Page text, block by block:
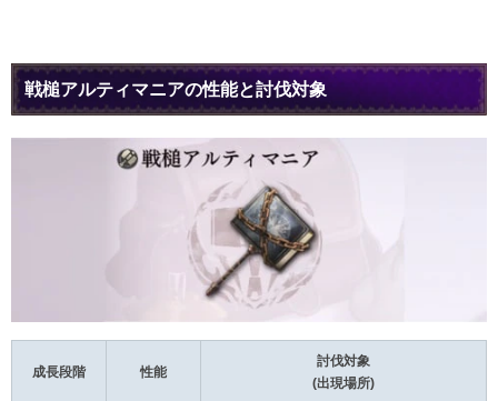
戦槌アルティマニアの性能と討伐対象
成長段階 性能
討伐対象
(出現場所)